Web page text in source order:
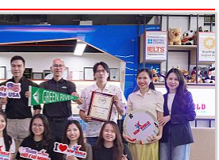
Mỹ năm 2026: Cơ hội học tập và trải nghiệm tại
dục hàng đầu
DU HỌC TOÀN DIỆN – BƯỚC ĐỆM VỮNG
TỪ NEW WORLD EDUCATION